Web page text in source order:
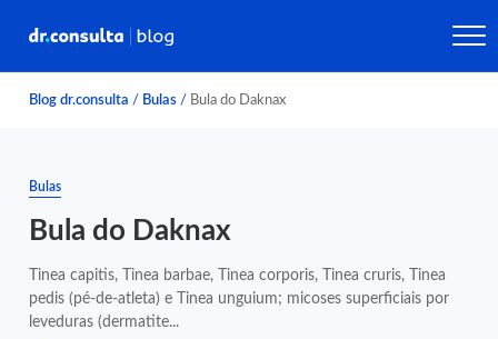
Blog dr.consulta / Bulas / Bula do Daknax
Bulas
Bula do Daknax
Tinea capitis, Tinea barbae, Tinea corporis, Tinea cruris, Tinea
pedis (pé-de-atleta) e Tinea unguium; micoses superficiais por
leveduras (dermatite...